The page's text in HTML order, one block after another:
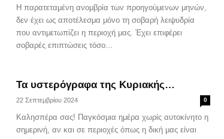
Η παρατεταμένη ανομβρία των προηγούμενων μηνών,
δεν έχει ως αποτέλεσμα μόνο τη σοβαρή λειψυδρία
που αντιμετωπίζει η περιοχή μας. Έχει επιφέρει
σοβαρές επιπτώσεις τόσο...
Τα υστερόγραφα της Κυριακής…
22 Σεπτεμβρίου 2024 0
Καλησπέρα σας! Παγκόσμια ημέρα χωρίς αυτοκίνητο η
σημερινή, αν και σε περιοχές όπως η δική μας είναι